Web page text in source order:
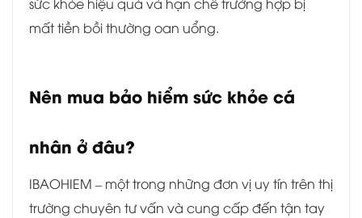
mất tiền bồi thường oan uổng.
Nên mua bảo hiểm sức khỏe cá
nhân ở đâu?
IBAOHIEM – một trong những đơn vị uy tín trên thị
trường chuyên tư vấn và cung cấp đến tận tay